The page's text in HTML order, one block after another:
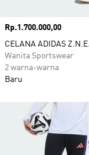
Harga
Rp.1.700.000,00
CELANA ADIDAS Z.N.E.
Wanita Sportswear
2 warna-warna
Baru